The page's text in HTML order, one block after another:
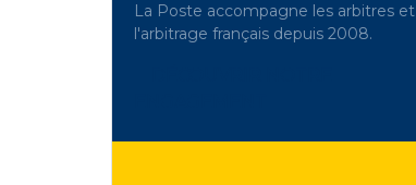
La Poste accompagne les arbitres et
l'arbitrage français depuis 2008.